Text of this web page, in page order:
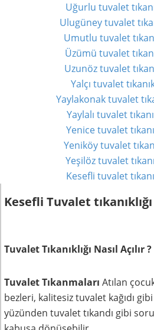
Uğurlu tuvalet
Ulugüney tuvalet
Umutlu tuvalet
Üzümü tuvalet
Uzunöz tuvalet
Yalçı tuvalet
Yaylakonak tuvalet
Yaylalı tuvalet
Yenice tuvalet
Yeniköy tuvalet
Yeşilöz tuvalet
Kesefli tuvalet
Kesefli Tuvalet
Tuvalet Tıkanıklığı Nasıl Açılır ?
Tuvalet Tıkanmaları Atılan
bezleri, kalitesiz tuvalet kağıdı
yüzünden tuvalet tıkandı gibi